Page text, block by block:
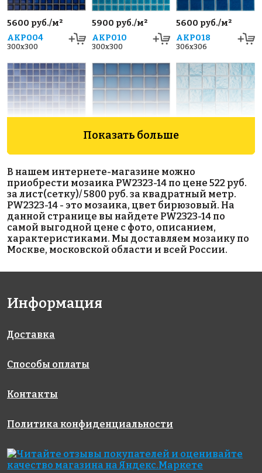
5600 руб./м²
AKP004
300x300
5900 руб./м²
AKP010
300x300
5600 руб./м²
AKP018
306x306
5600 руб./м²
AKP003
300x300
5600 руб./м²
AKP013
306x306
5600 руб./м²
AKP021
306x306
AKP002
300x300
AKP015
306x306
AKP020
AKP024
Показать больше
В нашем интернете-магазине можно
приобрести мозаика PW2323-14 по цене 522 руб.
за лист(сетку)/ 5800 руб. за квадратный метр.
PW2323-14 - это мозаика, цвет бирюзовый. На
данной странице вы найдете PW2323-14 по
самой выгодной цене с фото, описанием,
характеристиками. Мы доставляем мозаику по
Москве, московской области и всей России.
Информация
Доставка
Способы оплаты
Контакты
Политика конфиденциальности